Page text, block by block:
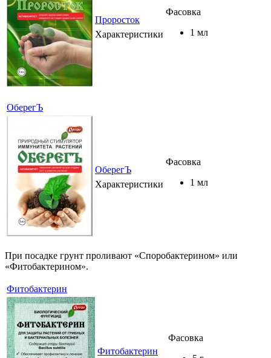
Проросток
Характеристики
Фасовка
1 мл
ОберегЪ
ОберегЪ
Характеристики
Фасовка
1 мл
При посадке грунт проливают «Споробактерином» или
«Фитобактерином».
Фитобактерин
Фитобактерин
Фасовка